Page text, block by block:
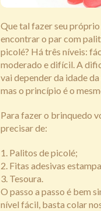
Que tal fazer seu
encontrar o par com
picolé? Há três níveis:
moderado e difícil. A
vai depender da idade
mas o princípio é o
Para fazer o brinquedo
precisar de:
Palitos de picolé;
Fitas adesivas
Tesoura.
O passo a passo é bem
nível fácil, basta colar